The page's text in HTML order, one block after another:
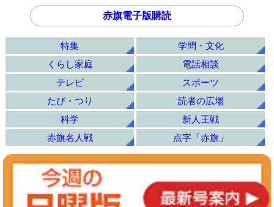
赤旗電子版購読
特集
学問・文化
くらし家庭
電話相談
テレビ
スポーツ
たび・つり
読者の広場
科学
新人王戦
赤旗名人戦
点字「赤旗」